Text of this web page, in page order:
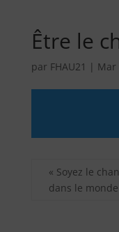
Être le
par FHAU21 | Mar
« Soyez le
dans le